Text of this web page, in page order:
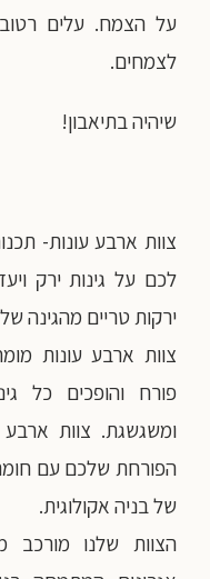
על הצמח. עלים
לצמחים.
שיהיה בתיאבון!
צוות ארבע עונות-
לכם על גינות ירק
ירקות טריים מהגינה
צוות ארבע עונות
פורח והופכים כל
ומשגשגת. צוות ארבע
הפורחת שלכם עם
של בניה אקולוגית.
הצוות שלנו מורכב